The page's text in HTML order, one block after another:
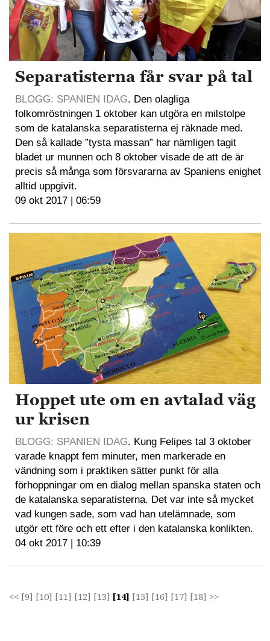
Separatisterna får svar på tal
BLOGG: SPANIEN IDAG. Den olagliga
folkomröstningen 1 oktober kan utgöra en milstolpe
som de katalanska separatisterna ej räknade med.
Den så kallade ”tysta massan” har nämligen tagit
bladet ur munnen och 8 oktober visade de att de är
precis så många som försvararna av Spaniens enighet
alltid uppgivit.
09 okt 2017 | 06:59
Hoppet ute om en avtalad väg
ur krisen
BLOGG: SPANIEN IDAG. Kung Felipes tal 3 oktober
varade knappt fem minuter, men markerade en
vändning som i praktiken sätter punkt för alla
förhoppningar om en dialog mellan spanska staten och
de katalanska separatisterna. Det var inte så mycket
vad kungen sade, som vad han utelämnade, som
utgör ett före och ett efter i den katalanska konlikten.
04 okt 2017 | 10:39
<< [9] [10] [11] [12] [13] [14] [15] [16] [17] [18] >>